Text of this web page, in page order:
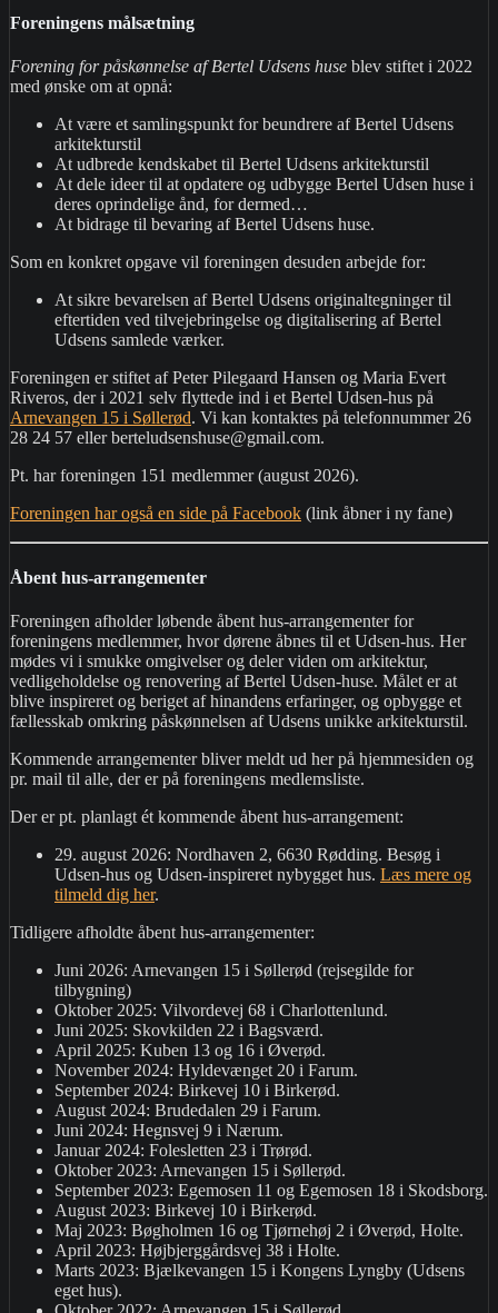
Foreningens målsætning
Forening for påskønnelse af Bertel Udsens huse blev stiftet i 2022
med ønske om at opnå:
At være et samlingspunkt for beundrere af Bertel Udsens
arkitekturstil
At udbrede kendskabet til Bertel Udsens arkitekturstil
At dele ideer til at opdatere og udbygge Bertel Udsen huse i
deres oprindelige ånd, for dermed…
At bidrage til bevaring af Bertel Udsens huse.
Som en konkret opgave vil foreningen desuden arbejde for:
At sikre bevarelsen af Bertel Udsens originaltegninger til
eftertiden ved tilvejebringelse og digitalisering af Bertel
Udsens samlede værker.
Foreningen er stiftet af Peter Pilegaard Hansen og Maria Evert
Riveros, der i 2021 selv flyttede ind i et Bertel Udsen-hus på
Arnevangen 15 i Søllerød. Vi kan kontaktes på telefonnummer 26
28 24 57 eller berteludsenshuse@gmail.com.
Pt. har foreningen 151 medlemmer (august 2026).
Foreningen har også en side på Facebook (link åbner i ny fane)
Åbent hus-arrangementer
Foreningen afholder løbende åbent hus-arrangementer for
foreningens medlemmer, hvor dørene åbnes til et Udsen-hus. Her
mødes vi i smukke omgivelser og deler viden om arkitektur,
vedligeholdelse og renovering af Bertel Udsen-huse. Målet er at
blive inspireret og beriget af hinandens erfaringer, og opbygge et
fællesskab omkring påskønnelsen af Udsens unikke arkitekturstil.
Kommende arrangementer bliver meldt ud her på hjemmesiden og
pr. mail til alle, der er på foreningens medlemsliste.
Der er pt. planlagt ét kommende åbent hus-arrangement:
29. august 2026: Nordhaven 2, 6630 Rødding. Besøg i
Udsen-hus og Udsen-inspireret nybygget hus. Læs mere og
tilmeld dig her.
Tidligere afholdte åbent hus-arrangementer:
Juni 2026: Arnevangen 15 i Søllerød (rejsegilde for
tilbygning)
Oktober 2025: Vilvordevej 68 i Charlottenlund.
Juni 2025: Skovkilden 22 i Bagsværd.
April 2025: Kuben 13 og 16 i Øverød.
November 2024: Hyldevænget 20 i Farum.
September 2024: Birkevej 10 i Birkerød.
August 2024: Brudedalen 29 i Farum.
Juni 2024: Hegnsvej 9 i Nærum.
Januar 2024: Folesletten 23 i Trørød.
Oktober 2023: Arnevangen 15 i Søllerød.
September 2023: Egemosen 11 og Egemosen 18 i Skodsborg.
August 2023: Birkevej 10 i Birkerød.
Maj 2023: Bøgholmen 16 og Tjørnehøj 2 i Øverød, Holte.
April 2023: Højbjerggårdsvej 38 i Holte.
Marts 2023: Bjælkevangen 15 i Kongens Lyngby (Udsens
eget hus).